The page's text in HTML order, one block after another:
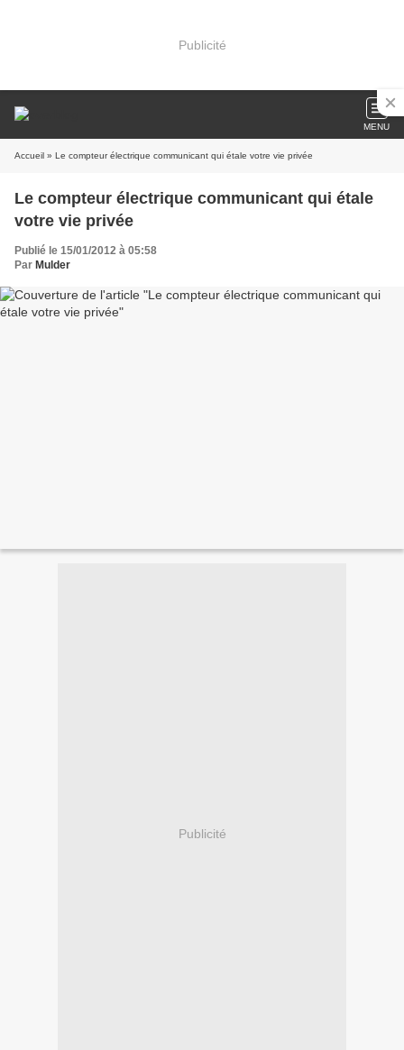
Publicité
MENU
Accueil » Le compteur électrique communicant qui étale votre vie privée
Le compteur électrique communicant qui étale
votre vie privée
Publié le 15/01/2012 à 05:58
Par Mulder
Publicité